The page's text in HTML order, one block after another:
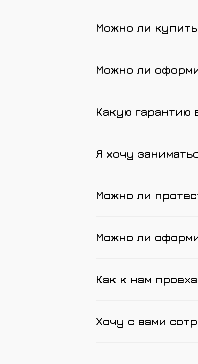
Можно ли
Можно ли
Какую гарантию
Я хочу
Можно ли
Можно ли
Как к нам
Хочу с вами